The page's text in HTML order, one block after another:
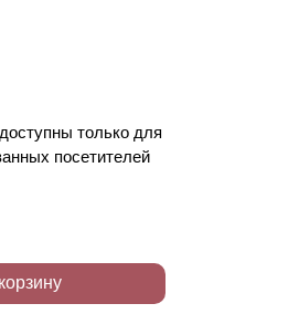
только для
посетителей